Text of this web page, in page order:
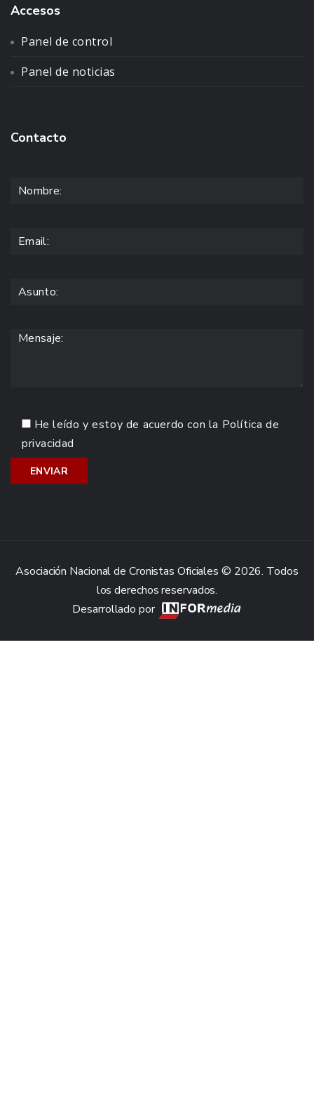
Accesos
Panel de control
Panel de noticias
Contacto
He leído y estoy de acuerdo con la Política de
privacidad
Asociación Nacional de Cronistas Oficiales © 2026. Todos
los derechos reservados.
Desarrollado por